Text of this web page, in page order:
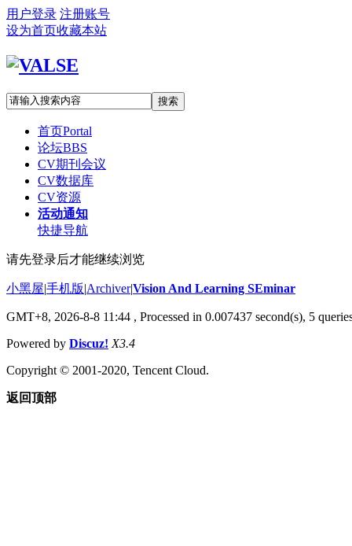
用户登录 注册账号
设为首页收藏本站
搜索
首页Portal
论坛BBS
CV期刊会议
CV数据库
CV资源
活动通知
快捷导航
请先登录后才能继续浏览
小黑屋|手机版|Archiver|Vision And Learning SEminar
GMT+8, 2026-8-8 11:44 , Processed in 0.007437 second(s), 5
Powered by Discuz! X3.4
Copyright © 2001-2020, Tencent Cloud.
返回顶部